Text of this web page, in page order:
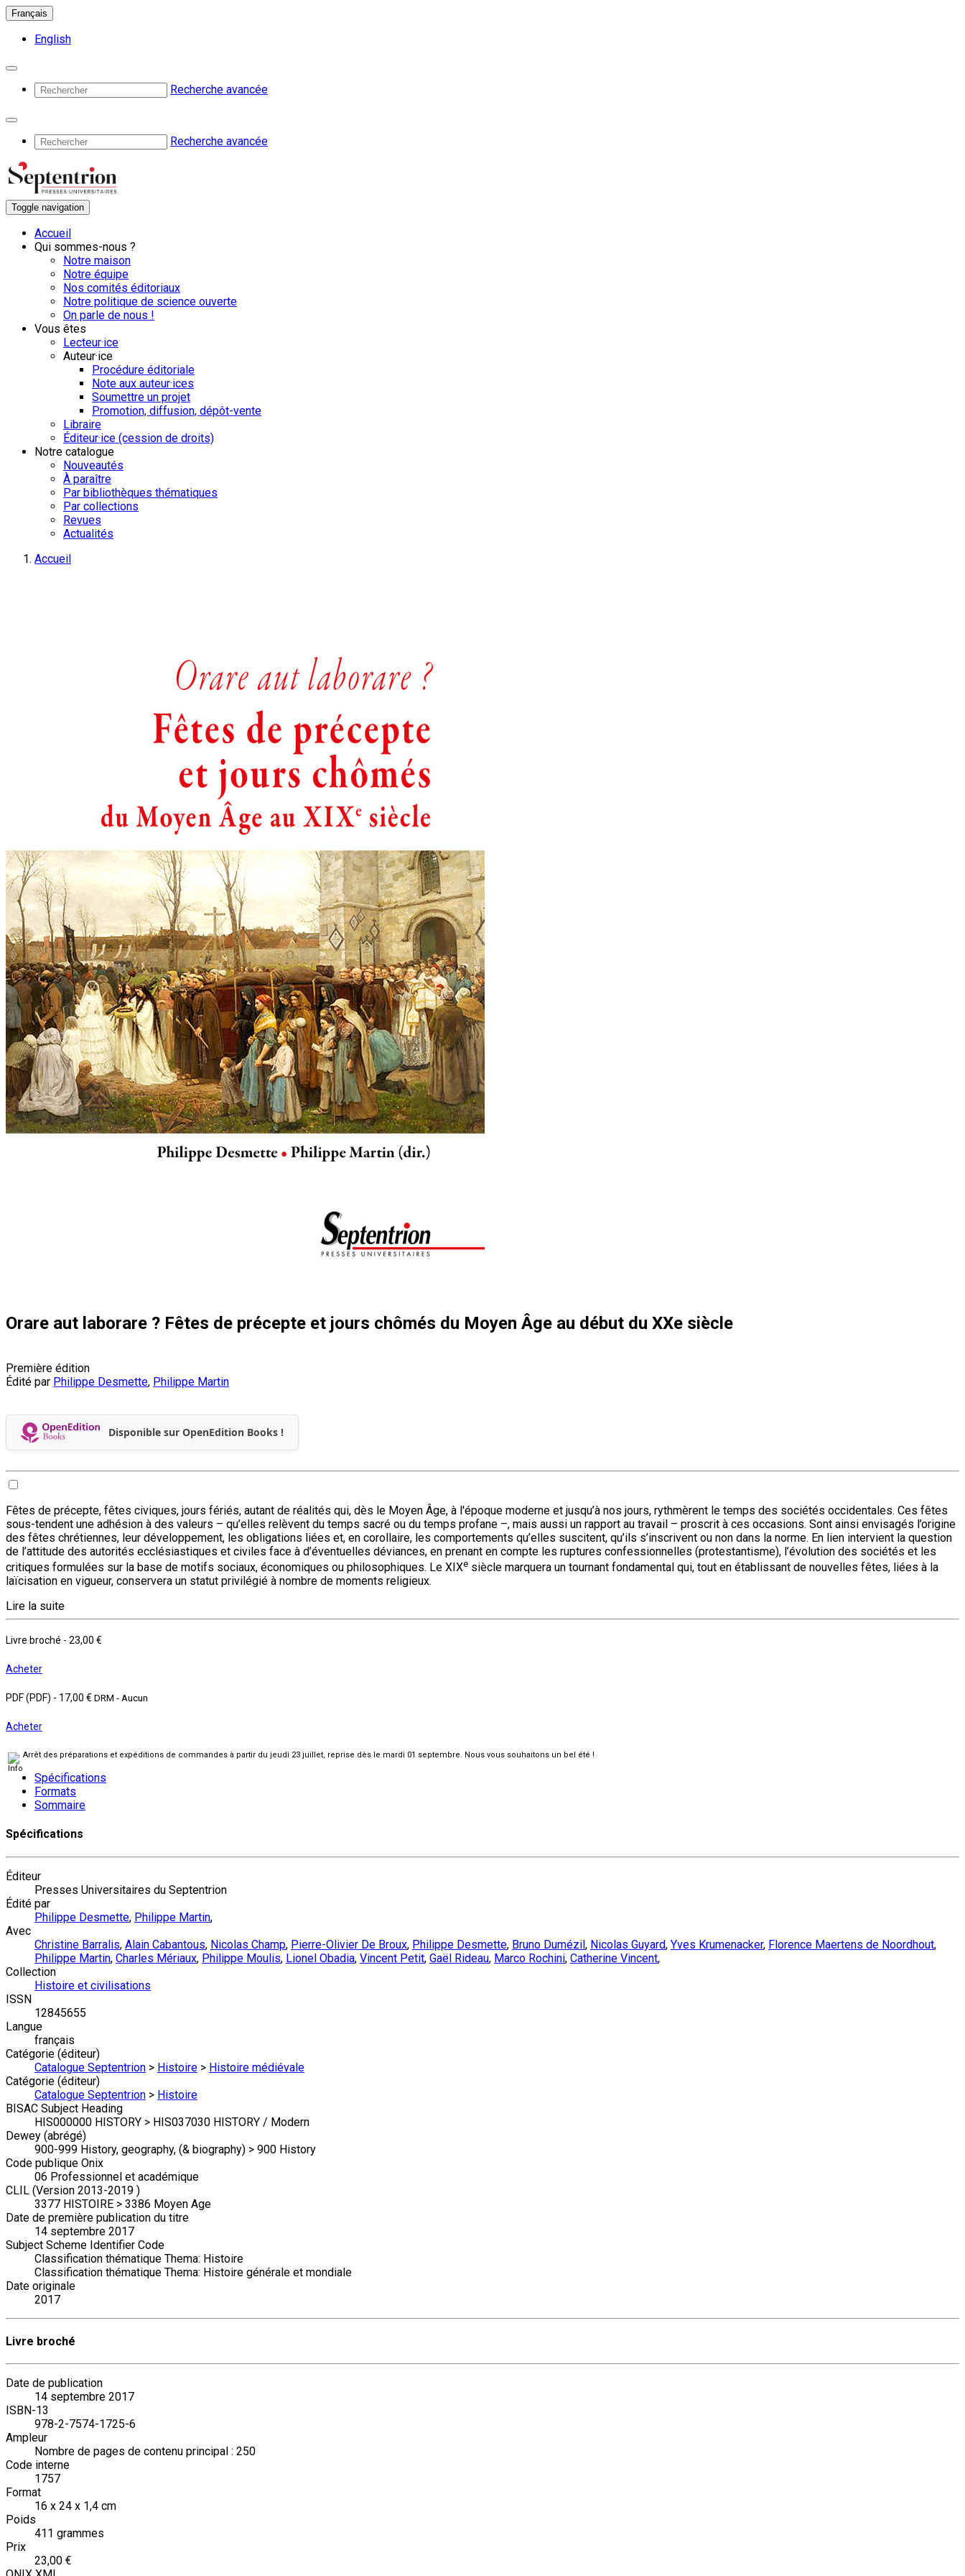
Français
English
Recherche avancée
Recherche avancée
Toggle navigation
Accueil
Qui sommes-nous ?
Notre maison
Notre équipe
Nos comités éditoriaux
Notre politique de science ouverte
On parle de nous !
Vous êtes
Lecteur·ice
Auteur·ice
Procédure éditoriale
Note aux auteur·ices
Soumettre un projet
Promotion, diffusion, dépôt-vente
Libraire
Éditeur·ice (cession de droits)
Notre catalogue
Nouveautés
À paraître
Par bibliothèques thématiques
Par collections
Revues
Actualités
Accueil
Orare aut laborare ? Fêtes de précepte et jours chômés du Moyen Âge au début du XXe siècle
Première édition
Édité par Philippe Desmette, Philippe Martin
Disponible sur OpenEdition Books !
Fêtes de précepte, fêtes civiques, jours fériés, autant de réalités qui, dès le Moyen Âge, à l'époque moderne et jusqu’à nos jours, rythmèrent le temps des sociétés occidentales. Ces fêtes
sous-tendent une adhésion à des valeurs – qu’elles relèvent du temps sacré ou du temps profane –, mais aussi un rapport au travail – proscrit à ces occasions. Sont ainsi envisagés l’origine
des fêtes chrétiennes, leur développement, les obligations liées et, en corollaire, les comportements qu’elles suscitent, qu’ils s’inscrivent ou non dans la norme. En lien intervient la question
de l’attitude des autorités ecclésiastiques et civiles face à d’éventuelles déviances, en prenant en compte les ruptures confessionnelles (protestantisme), l’évolution des sociétés et les
critiques formulées sur la base de motifs sociaux, économiques ou philosophiques. Le XIXe siècle marquera un tournant fondamental qui, tout en établissant de nouvelles fêtes, liées à la
laïcisation en vigueur, conservera un statut privilégié à nombre de moments religieux.
Lire la suite
Livre broché - 23,00 €
Acheter
PDF (PDF) - 17,00 € DRM - Aucun
Acheter
Arrêt des préparations et expéditions de commandes à partir du jeudi 23 juillet, reprise dès le mardi 01 septembre. Nous vous souhaitons un bel été !
Spécifications
Formats
Sommaire
Spécifications
Éditeur
Presses Universitaires du Septentrion
Édité par
Philippe Desmette, Philippe Martin,
Avec
Christine Barralis, Alain Cabantous, Nicolas Champ, Pierre-Olivier De Broux, Philippe Desmette, Bruno Dumézil, Nicolas Guyard, Yves Krumenacker, Florence Maertens de Noordhout,
Philippe Martin, Charles Mériaux, Philippe Moulis, Lionel Obadia, Vincent Petit, Gaël Rideau, Marco Rochini, Catherine Vincent,
Collection
Histoire et civilisations
ISSN
12845655
Langue
français
Catégorie (éditeur)
Catalogue Septentrion > Histoire > Histoire médiévale
Catégorie (éditeur)
Catalogue Septentrion > Histoire
BISAC Subject Heading
HIS000000 HISTORY > HIS037030 HISTORY / Modern
Dewey (abrégé)
900-999 History, geography, (& biography) > 900 History
Code publique Onix
06 Professionnel et académique
CLIL (Version 2013-2019 )
3377 HISTOIRE > 3386 Moyen Age
Date de première publication du titre
14 septembre 2017
Subject Scheme Identifier Code
Classification thématique Thema: Histoire
Classification thématique Thema: Histoire générale et mondiale
Date originale
2017
Livre broché
Date de publication
14 septembre 2017
ISBN-13
978-2-7574-1725-6
Ampleur
Nombre de pages de contenu principal : 250
Code interne
1757
Format
16 x 24 x 1,4 cm
Poids
411 grammes
Prix
23,00 €